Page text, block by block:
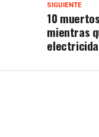
SIGUIENTE
10
mientras